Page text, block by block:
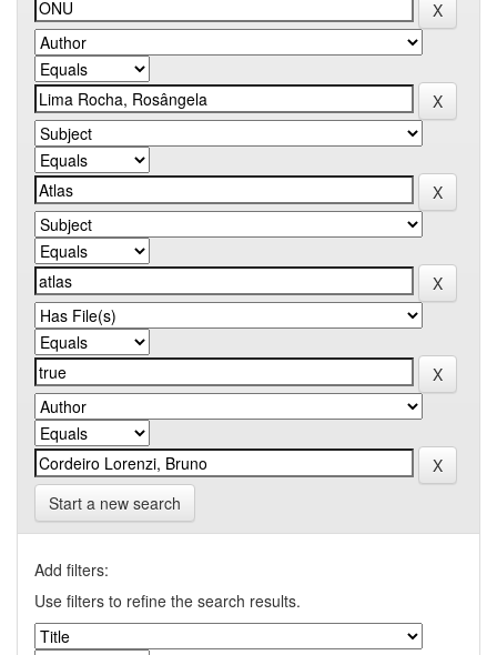
Start a new search
Add filters:
Use filters to refine the search results.